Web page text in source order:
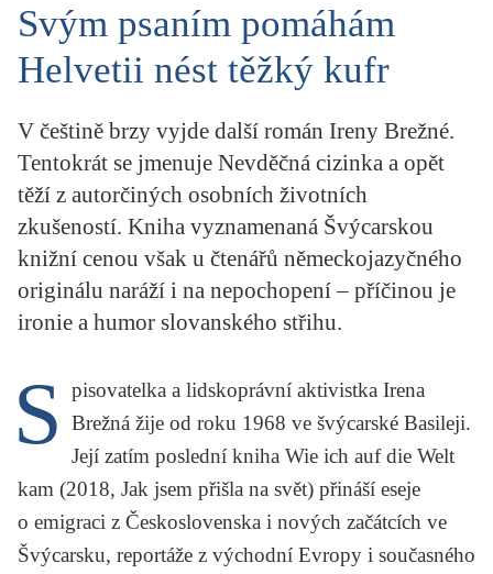
LITERATURY
PŘEHLED
STUDIE
PORTRÉT
KRITIKA PŘEKLADU
UKÁZKA
SLOUPEK
Svým psaním pomáhám
Helvetii nést těžký kufr
V češtině brzy vyjde další román Ireny Brežné.
Tentokrát se jmenuje Nevděčná cizinka a opět
těží z autorčiných osobních životních
zkušeností. Kniha vyznamenaná Švýcarskou
knižní cenou však u čtenářů německojazyčného
originálu naráží i na nepochopení – příčinou je
ironie a humor slovanského střihu.
S pisovatelka a lidskoprávní aktivistka Irena
Brežná žije od roku 1968 ve švýcarské Basileji.
Její zatím poslední kniha Wie ich auf die Welt
kam (2018, Jak jsem přišla na svět) přináší eseje
o emigraci z Československa i nových začátcích ve
Švýcarsku, reportáže z východní Evropy i současného